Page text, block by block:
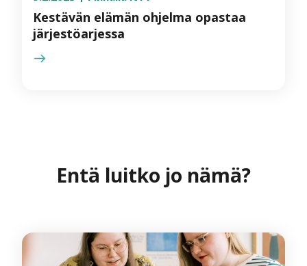
Kestävän elämän ohjelma opastaa
järjestöarjessa
Entä luitko jo nämä?